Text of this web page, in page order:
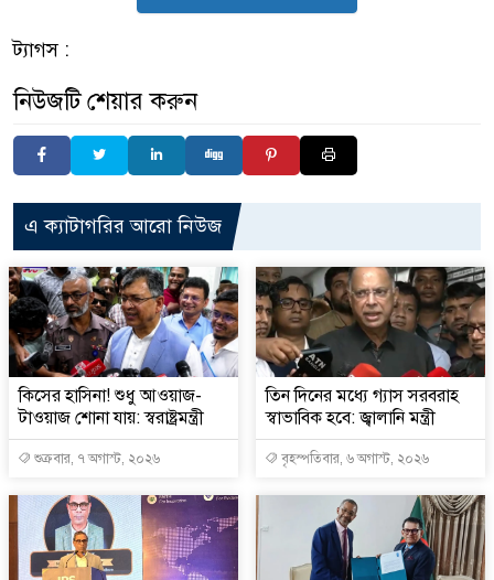
ট্যাগস :
নিউজটি শেয়ার করুন
এ ক্যাটাগরির আরো নিউজ
কিসের হাসিনা! শুধু আওয়াজ-
টাওয়াজ শোনা যায়: স্বরাষ্ট্রমন্ত্রী
শুক্রবার, ৭ অগাস্ট, ২০২৬
তিন দিনের মধ্যে গ্যাস সরবরাহ
স্বাভাবিক হবে: জ্বালানি মন্ত্রী
বৃহস্পতিবার, ৬ অগাস্ট, ২০২৬